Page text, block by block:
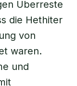
Überreste
die Hethiter
von
waren.
und